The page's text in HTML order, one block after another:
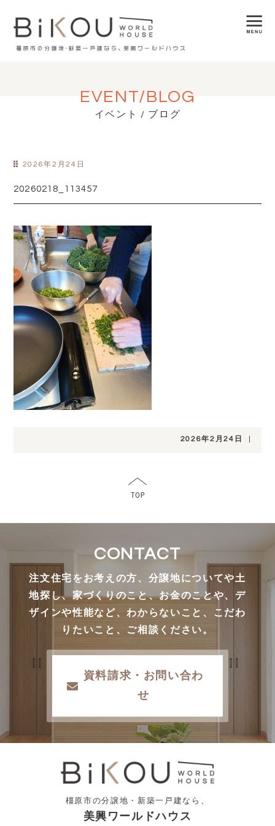
EVENT/BLOG
イベント / ブログ
2026年2月24日
20260218_113457
2026年2月24日
CONTACT
注文住宅をお考えの方、分譲地についてや土
地探し、家づくりのこと、お金のことや、デ
ザインや性能など、わからないこと、こだわ
りたいこと、ご相談ください。
資料請求・お問い合わ
せ
橿原市の分譲地・新築一戸建なら、
美興ワールドハウス